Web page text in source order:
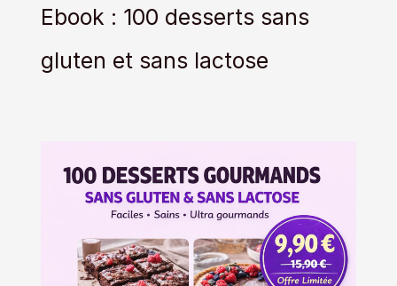
Ebook : 100 desserts sans
gluten et sans lactose